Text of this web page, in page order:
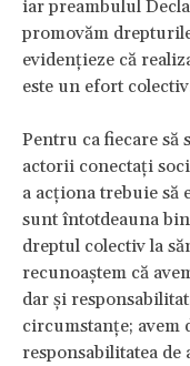
iar preambulul
promovăm
evidențieze că
este un efort
Pentru ca fiecare să
actorii conectați
a acționa trebuie să
sunt întotdeauna
dreptul colectiv la
recunoaștem că
dar și
circumstanțe; avem
responsabilitatea de